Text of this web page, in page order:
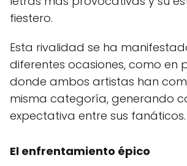
fiestero.
Esta rivalidad se ha
diferentes ocasiones, como en
donde ambos artistas han
misma categoría, generando
expectativa entre sus fanáticos.
El enfrentamiento épico